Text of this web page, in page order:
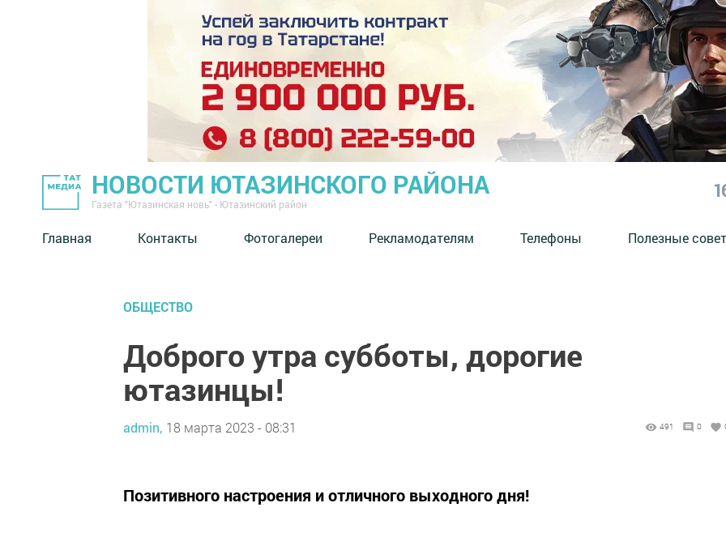
НОВОСТИ ЮТАЗИНСКОГО РАЙОНА
Газета "Ютазинская новь" - Ютазинский район
Главная Контакты Фотогалереи Рекламодателям Телефоны Полезные
ОБЩЕСТВО
Доброго утра субботы, дорогие
ютазинцы!
admin, 18 марта 2023 - 08:31 491 0
Позитивного настроения и отличного выходного дня!